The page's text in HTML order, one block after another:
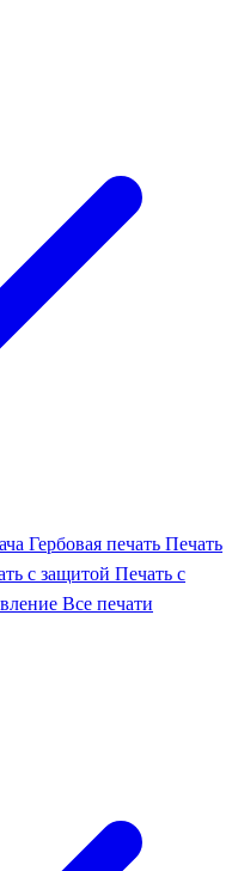
Гербовая печать Печать
с защитой Печать с
Все печати